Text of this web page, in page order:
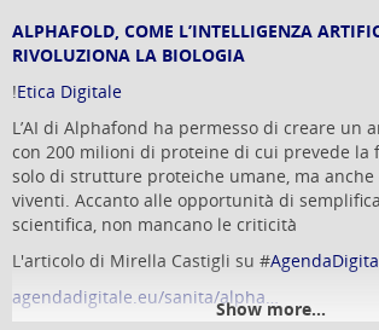
ALPHAFOLD, COME L’INTELLIGENZA
RIVOLUZIONA LA BIOLOGIA
!Etica Digitale
L’AI di Alphafond ha permesso di creare un
con 200 milioni di proteine di cui prevede la
solo di strutture proteiche umane, ma
viventi. Accanto alle opportunità di
scientifica, non mancano le criticità
L'articolo di Mirella Castigli su #
agendadigitale.eu/sanita/alpha…
Show more...